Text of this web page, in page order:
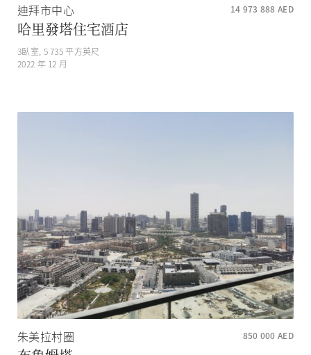
迪拜市中心 14 973 888 AED
哈里發塔住宅酒店
3臥室, 5 735 平方英尺
2022 年 12 月
朱美拉村圈 850 000 AED